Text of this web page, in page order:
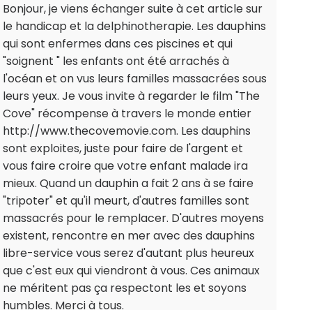
Bonjour, je viens échanger suite à cet article sur
le handicap et la delphinotherapie. Les dauphins
qui sont enfermes dans ces piscines et qui
"soignent " les enfants ont été arrachés à
l'océan et on vus leurs familles massacrées sous
leurs yeux. Je vous invite à regarder le film "The
Cove" récompense à travers le monde entier
http://www.thecovemovie.com. Les dauphins
sont exploites, juste pour faire de l'argent et
vous faire croire que votre enfant malade ira
mieux. Quand un dauphin a fait 2 ans à se faire
"tripoter" et qu'il meurt, d'autres familles sont
massacrés pour le remplacer. D'autres moyens
existent, rencontre en mer avec des dauphins
libre-service vous serez d'autant plus heureux
que c'est eux qui viendront à vous. Ces animaux
ne méritent pas ça respectont les et soyons
humbles. Merci à tous.